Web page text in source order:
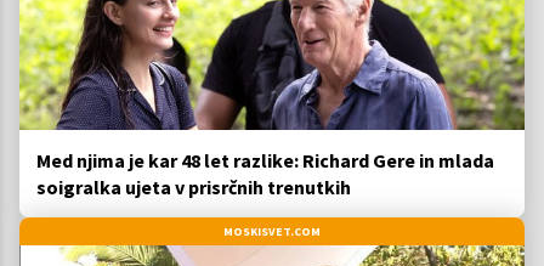
Med njima je kar 48 let razlike: Richard Gere in mlada
soigralka ujeta v prisrčnih trenutkih
MOSKISVET.COM